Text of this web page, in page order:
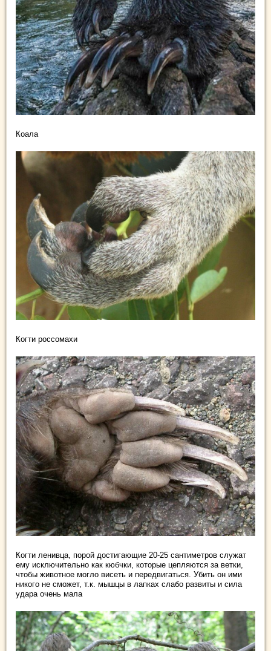
Коала
Когти россомахи
Когти ленивца, порой достигающие 20-25 сантиметров служат
ему исключительно как кюбчки, которые цепляются за ветки,
чтобы животное могло висеть и передвигаться. Убить он ими
никого не сможет, т.к. мышцы в лапках слабо развиты и сила
удара очень мала